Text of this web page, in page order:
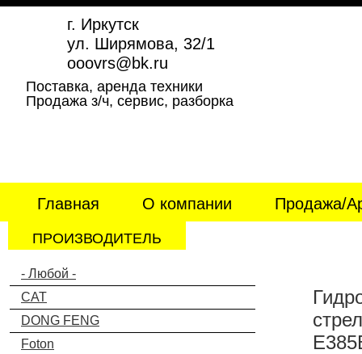
Перейти к основному содержанию
г. Иркутск
ул. Ширямова, 32/1
ooovrs@bk.ru
Поставка, аренда техники
Продажа з/ч, сервис, разборка
Главная О компании Продажа/
ПРОИЗВОДИТЕЛЬ
- Любой -
CAT
DONG FENG
Foton